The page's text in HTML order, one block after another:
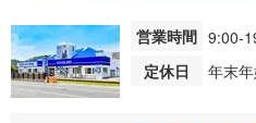
営業時間 9:00-
定休日
年末